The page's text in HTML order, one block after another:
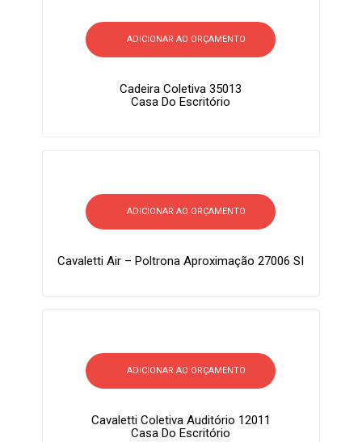
ADICIONAR AO ORÇAMENTO
Cadeira Coletiva 35013
Casa Do Escritório
ADICIONAR AO ORÇAMENTO
Cavaletti Air – Poltrona Aproximação 27006 SI
ADICIONAR AO ORÇAMENTO
Cavaletti Coletiva Auditório 12011
Casa Do Escritório